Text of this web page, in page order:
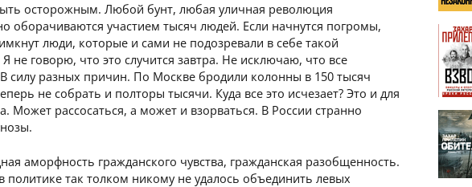
осторожным. Любой бунт, любая уличная революция
оборачиваются участием тысяч людей. Если начнутся погромы,
люди, которые и сами не подозревали в себе такой
Я не говорю, что это случится завтра. Не исключаю, что все
В силу разных причин. По Москве бродили колонны в 150 тысяч
не собрать и полторы тысячи. Куда все это исчезает? Это и для
Может рассосаться, а может и взорваться. В России странно
аморфность гражданского чувства, гражданская разобщенность.
политике так толком никому не удалось объединить левых